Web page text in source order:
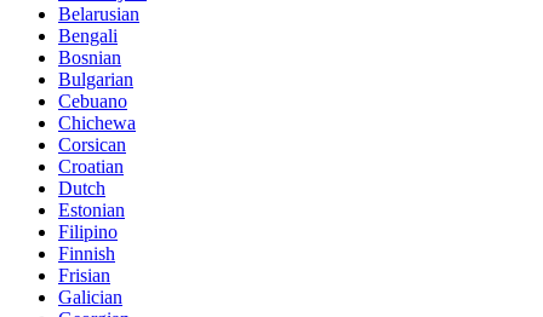
Belarusian
Bengali
Bosnian
Bulgarian
Cebuano
Chichewa
Corsican
Croatian
Dutch
Estonian
Filipino
Finnish
Frisian
Galician